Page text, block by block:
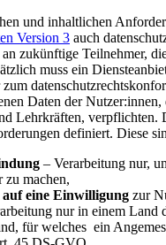
und inhaltlichen
Version 3 auch
zukünftige Teilnehmer,
muss ein
Daten der
Lehrkräften, verpflichten.
definiert. Diese
– Verarbeitung nur,
zu machen,
eine Einwilligung zur
nur in einem Land
für welches ein